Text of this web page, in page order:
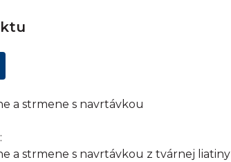
a strmene s navrtávkou
a strmene s navrtávkou z tvárnej liatiny